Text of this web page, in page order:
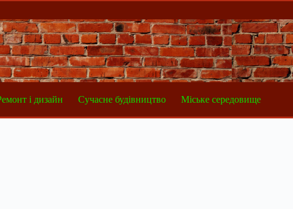
і дизайн Сучасне будівництво Міське середовище